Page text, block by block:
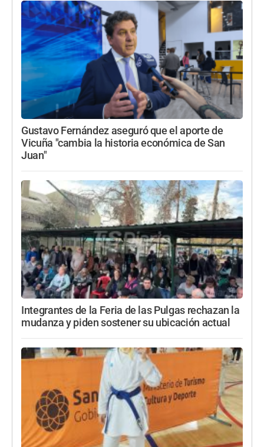
Gustavo Fernández aseguró que el aporte de
Vicuña "cambia la historia económica de San
Juan"
Integrantes de la Feria de las Pulgas rechazan la
mudanza y piden sostener su ubicación actual